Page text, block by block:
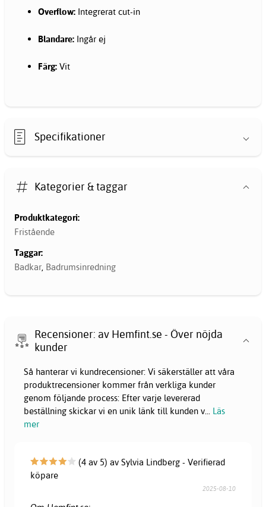
Overflow: Integrerat cut-in
Blandare: Ingår ej
Färg: Vit
Specifikationer
Kategorier & taggar
Produktkategori:
Fristående
Taggar:
Badkar, Badrumsinredning
Recensioner: av Hemfint.se - Över nöjda
kunder
Så hanterar vi kundrecensioner: Vi säkerställer att våra
produktrecensioner kommer från verkliga kunder
genom följande process: Efter varje levererad
beställning skickar vi en unik länk till kunden v... Läs
mer
(4 av 5) av Sylvia Lindberg - Verifierad
köpare
2025-08-10